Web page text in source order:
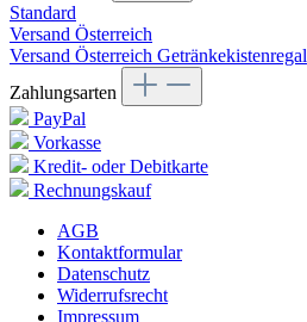
Standard
Versand Österreich
Versand Österreich Getränkekistenregal
Zahlungsarten
PayPal
Vorkasse
Kredit- oder Debitkarte
Rechnungskauf
AGB
Kontaktformular
Datenschutz
Widerrufsrecht
Impressum